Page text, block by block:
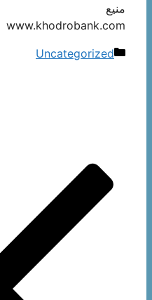
منیع
www.khodrobank.com
دسته‌ها
Uncategorized